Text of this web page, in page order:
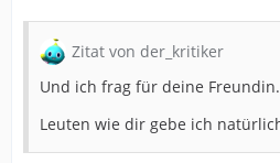
Zitat von der_kritiker
Und ich frag für deine Freundin.
Leuten wie dir gebe ich